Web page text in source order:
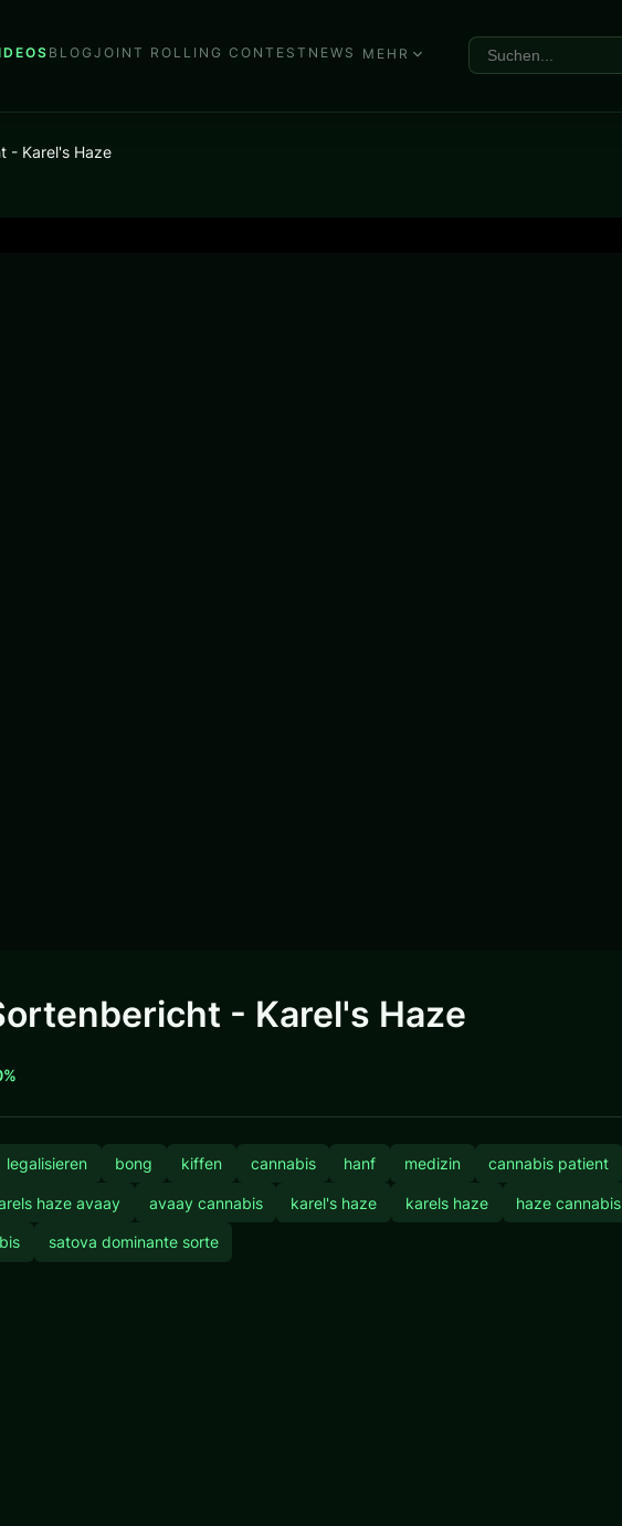
BLOGJOINT ROLLING CONTEST NEWS MEHR
- Karel's Haze
- Karel's Haze
legalisieren bong kiffen cannabis hanf medizin cannabis patient
haze avaay avaay cannabis karel's haze karels haze haze cannabis
satova dominante sorte